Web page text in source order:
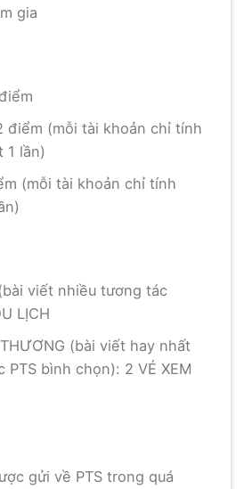
gia
điểm (mỗi tài khoản chỉ tính
1 lần)
(mỗi tài khoản chỉ tính
viết nhiều tương tác
LỊCH
(bài viết hay nhất
PTS bình chọn): 2 VÉ XEM
gửi về PTS trong quá